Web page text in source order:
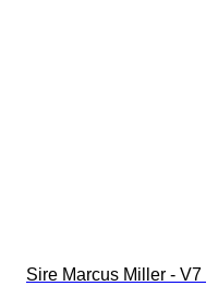
Sire Marcus Miller - V7